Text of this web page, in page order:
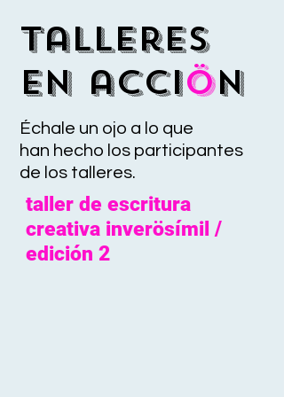
Talleres
en acciön
Échale un ojo a lo que
han hecho los participantes
de los talleres.
taller de escritura
creativa inverösímil /
edición 2